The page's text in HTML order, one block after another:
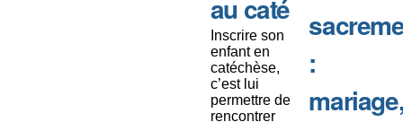
au caté
Inscrire son
enfant en
catéchèse,
c’est lui
permettre de
rencontrer
: